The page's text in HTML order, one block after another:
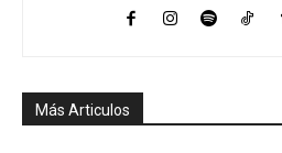
Más Articulos